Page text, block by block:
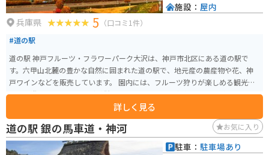
兵庫県 5 （口コミ1件）
#道の駅
道の駅 神戸フルーツ・フラワーパーク大沢は、神戸市北区にある道の駅で
す。六甲山北麓の豊かな自然に囲まれた道の駅で、地元産の農産物や花、神
戸ワインなどを販売しています。 園内には、フルーツ狩りが楽しめる観光農
園や、遊園地、ホテルなどが併設されており、一日中楽しむことができま
めです。駐車場も広く、休憩場所としても最適です。 周辺には、有馬温泉や
六甲山など、観光スポットもたくさんあります。お土産には、神戸ワインや地
元産のフルーツを使ったジャムなどがおすすめです。
詳しく見る
施設： 屋内
道の駅 銀の馬車道・神河 お気に入り
駐車： 駐車場あり